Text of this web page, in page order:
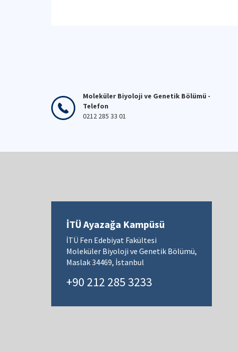
Moleküler Biyoloji ve Genetik Bölümü -
Telefon
0212 285 33 01
İTÜ Ayazağa Kampüsü
İTÜ Fen Edebiyat Fakültesi
Moleküler Biyoloji ve Genetik Bölümü,
Maslak 34469, İstanbul
+90 212 285 3233